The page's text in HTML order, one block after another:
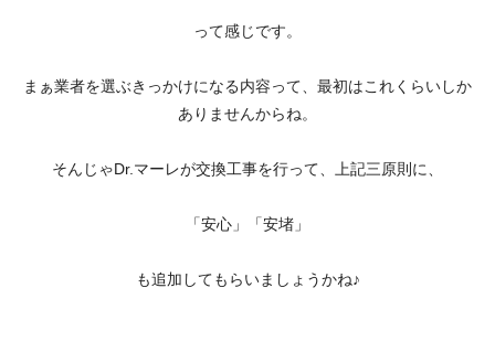
って感じです。
まぁ業者を選ぶきっかけになる内容って、最初はこれくらいしか
ありませんからね。
そんじゃDr.マーレが交換工事を行って、上記三原則に、
「安心」「安堵」
も追加してもらいましょうかね♪